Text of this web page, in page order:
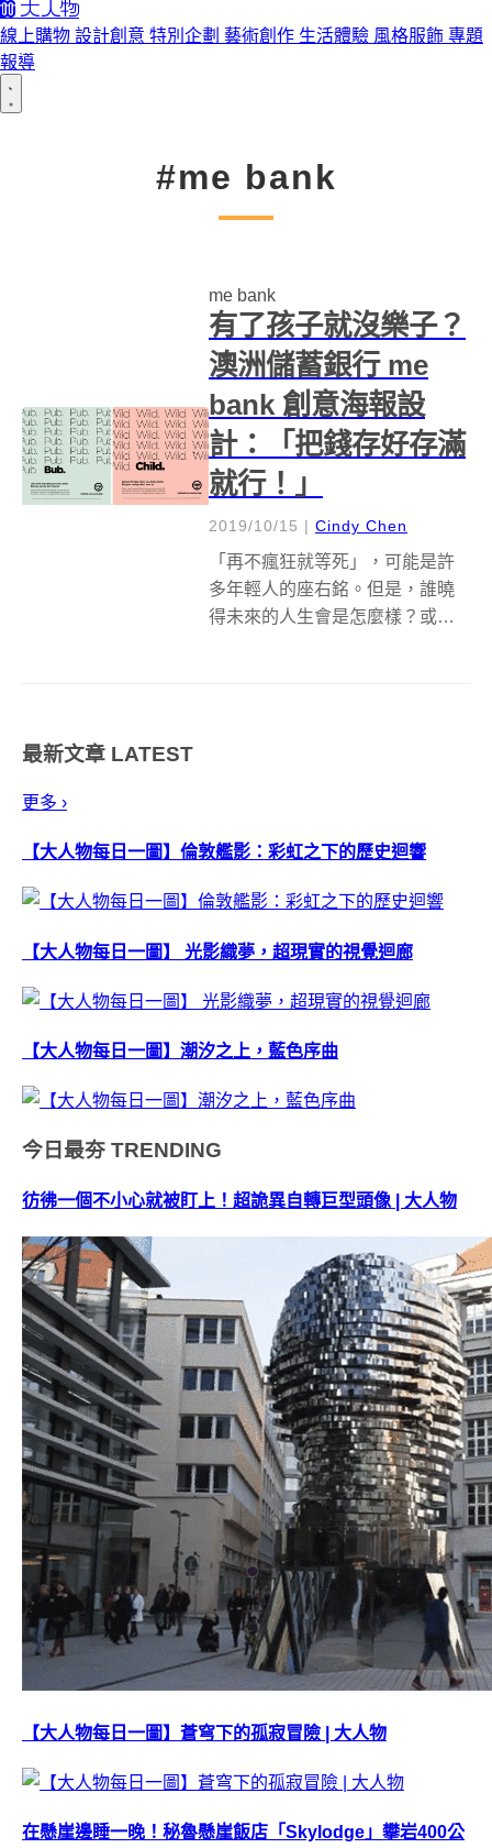
線上購物 設計創意 特別企劃 藝術創作 生活體驗 風格服飾 專題
報導
#me bank
me bank
有了孩子就沒樂子？
澳洲儲蓄銀行 me
bank 創意海報設
計：「把錢存好存滿
就行！」
2019/10/15 | Cindy Chen
「再不瘋狂就等死」，可能是許
多年輕人的座右銘。但是，誰曉
得未來的人生會是怎麼樣？或許
最新文章 LATEST
更多 ›
【大人物每日一圖】倫敦艦影：彩虹之下的歷史迴響
【大人物每日一圖】 光影織夢，超現實的視覺迴廊
【大人物每日一圖】潮汐之上，藍色序曲
今日最夯 TRENDING
彷彿一個不小心就被盯上！超詭異自轉巨型頭像 | 大人物
【大人物每日一圖】蒼穹下的孤寂冒險 | 大人物
在懸崖邊睡一晚！秘魯懸崖飯店「Skylodge」攀岩400公